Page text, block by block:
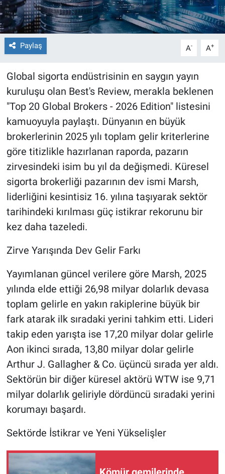
Paylaş A- A+
Global sigorta endüstrisinin en saygın yayın
kuruluşu olan Best's Review, merakla beklenen
"Top 20 Global Brokers - 2026 Edition" listesini
kamuoyuyla paylaştı. Dünyanın en büyük
brokerlerinin 2025 yılı toplam gelir kriterlerine
göre titizlikle hazırlanan raporda, pazarın
zirvesindeki isim bu yıl da değişmedi. Küresel
sigorta brokerliği pazarının dev ismi Marsh,
liderliğini kesintisiz 16. yılına taşıyarak sektör
tarihindeki kırılması güç istikrar rekorunu bir
kez daha tazeledi.
Zirve Yarışında Dev Gelir Farkı
Yayımlanan güncel verilere göre Marsh, 2025
yılında elde ettiği 26,98 milyar dolarlık devasa
toplam gelirle en yakın rakiplerine büyük bir
fark atarak ilk sıradaki yerini tahkim etti. Lideri
takip eden yarışta ise 17,20 milyar dolar gelirle
Aon ikinci sırada, 13,80 milyar dolar gelirle
Arthur J. Gallagher & Co. üçüncü sırada yer aldı.
Sektörün bir diğer küresel aktörü WTW ise 9,71
milyar dolarlık geliriyle dördüncü sıradaki yerini
korumayı başardı.
Sektörde İstikrar ve Yeni Yükselişler